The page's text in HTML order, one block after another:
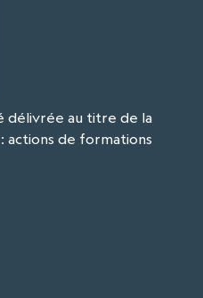
délivrée au titre de la
actions de formations